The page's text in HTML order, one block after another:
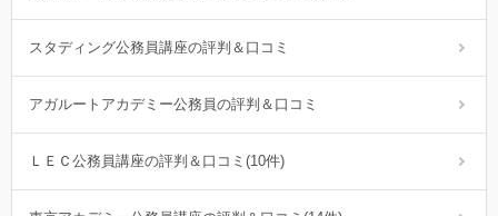
スタディング公務員講座の評判＆口コミ
アガルートアカデミー公務員の評判＆口コミ
ＬＥＣ公務員講座の評判＆口コミ(10件)